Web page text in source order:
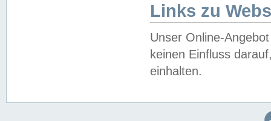
Links zu
Unser Online-
keinen Einfluss
einhalten.